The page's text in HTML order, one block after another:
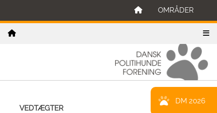
OMRÅDER
VEDTÆGTER
DM 2026